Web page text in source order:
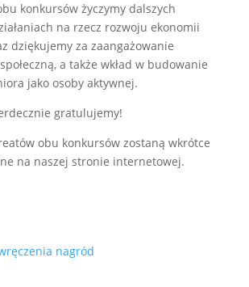
konkursów życzymy dalszych
na rzecz rozwoju ekonomii
dziękujemy za zaangażowanie
a także wkład w budowanie
jako osoby aktywnej.
gratulujemy!
obu konkursów zostaną wkrótce
na naszej stronie internetowej.
nagród